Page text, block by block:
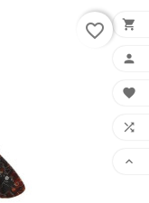
favorite_border 



